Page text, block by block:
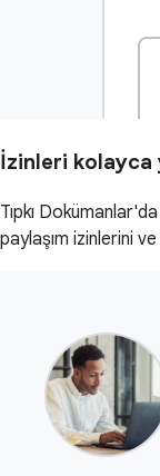
İzinleri kolayca
Tıpkı
paylaşım izinlerini